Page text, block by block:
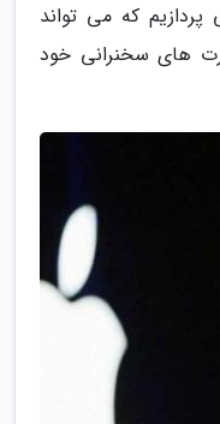
که می تواند
های سخنرانی خود